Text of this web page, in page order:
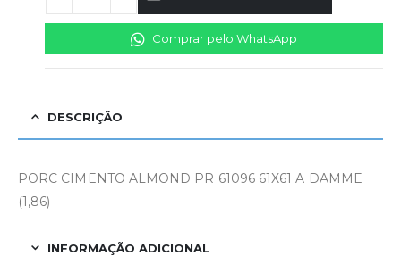
Comprar pelo WhatsApp
DESCRIÇÃO
PORC CIMENTO ALMOND PR 61096 61X61 A DAMME
(1,86)
INFORMAÇÃO ADICIONAL